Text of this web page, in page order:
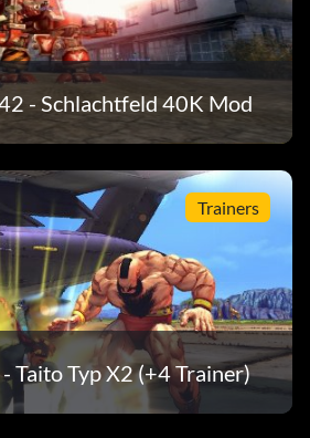
- Schlachtfeld 40K Mod
Trainers
Taito Typ X2 (+4 Trainer)